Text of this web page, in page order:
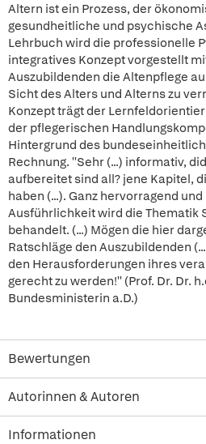
Altern ist ein Prozess, der
gesundheitliche und psychische
Lehrbuch wird die professionelle
integratives Konzept vorgestellt
Auszubildenden die Altenpflege
Sicht des Alters und Alterns zu
Konzept trägt der
der pflegerischen
Hintergrund des
Rechnung. ''Sehr (...) informativ,
aufbereitet sind all? jene Kapitel,
haben (...). Ganz hervorragend
Ausführlichkeit wird die Thematik
behandelt. (...) Mögen die hier
Ratschläge den Auszubildenden
den Herausforderungen ihres
gerecht zu werden!'' (Prof. Dr. Dr.
Bundesministerin a.D.)
Bewertungen
Autorinnen & Autoren
Informationen